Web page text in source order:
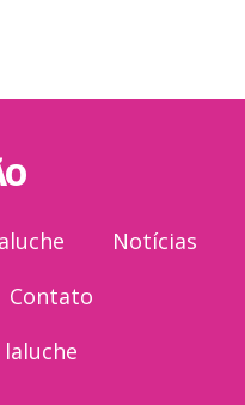
Notícias
Contato